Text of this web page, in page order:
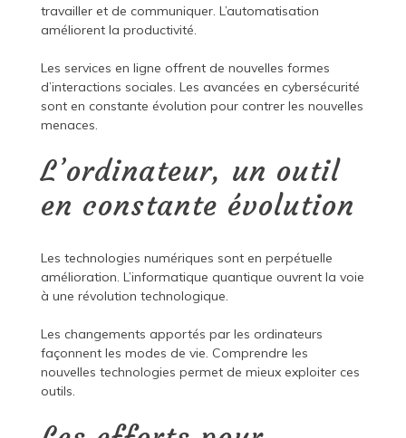
travailler et de communiquer. L’automatisation
améliorent la productivité.
Les services en ligne offrent de nouvelles formes
d’interactions sociales. Les avancées en cybersécurité
sont en constante évolution pour contrer les nouvelles
menaces.
L’ordinateur, un outil
en constante évolution
Les technologies numériques sont en perpétuelle
amélioration. L’informatique quantique ouvrent la voie
à une révolution technologique.
Les changements apportés par les ordinateurs
façonnent les modes de vie. Comprendre les
nouvelles technologies permet de mieux exploiter ces
outils.